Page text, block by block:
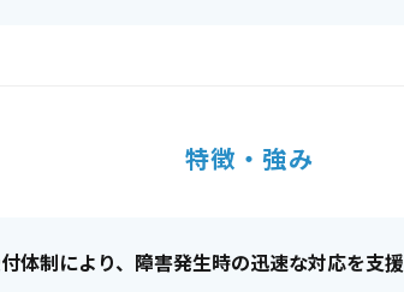
特徴・強み
体制により、障害発生時の迅速な対応を支援